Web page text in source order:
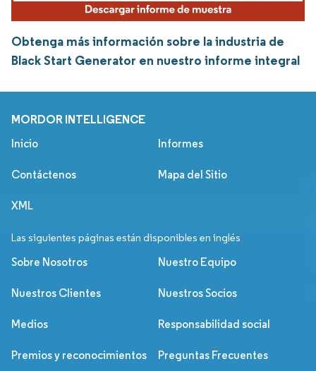
Obtenga más información sobre la industria de
Black Start Generator en nuestro informe integral
MORDOR INTELLIGENCE
Inicio Informes
Contáctenos Mapa del Sitio
XML
Las siguientes páginas están disponibles en inglés
Sobre Nosotros Nuestro Equipo
Nuestros Clientes Nuestros Socios
Medios Responsabilidad social
Premios y reconocimientos Preguntas Frecuentes